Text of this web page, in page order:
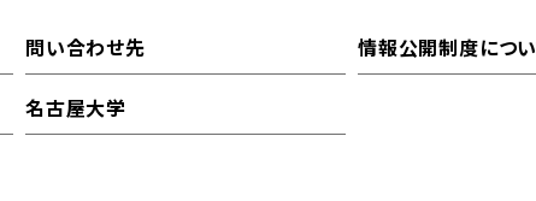
問い合わせ先 情報公開制度につ
名古屋大学